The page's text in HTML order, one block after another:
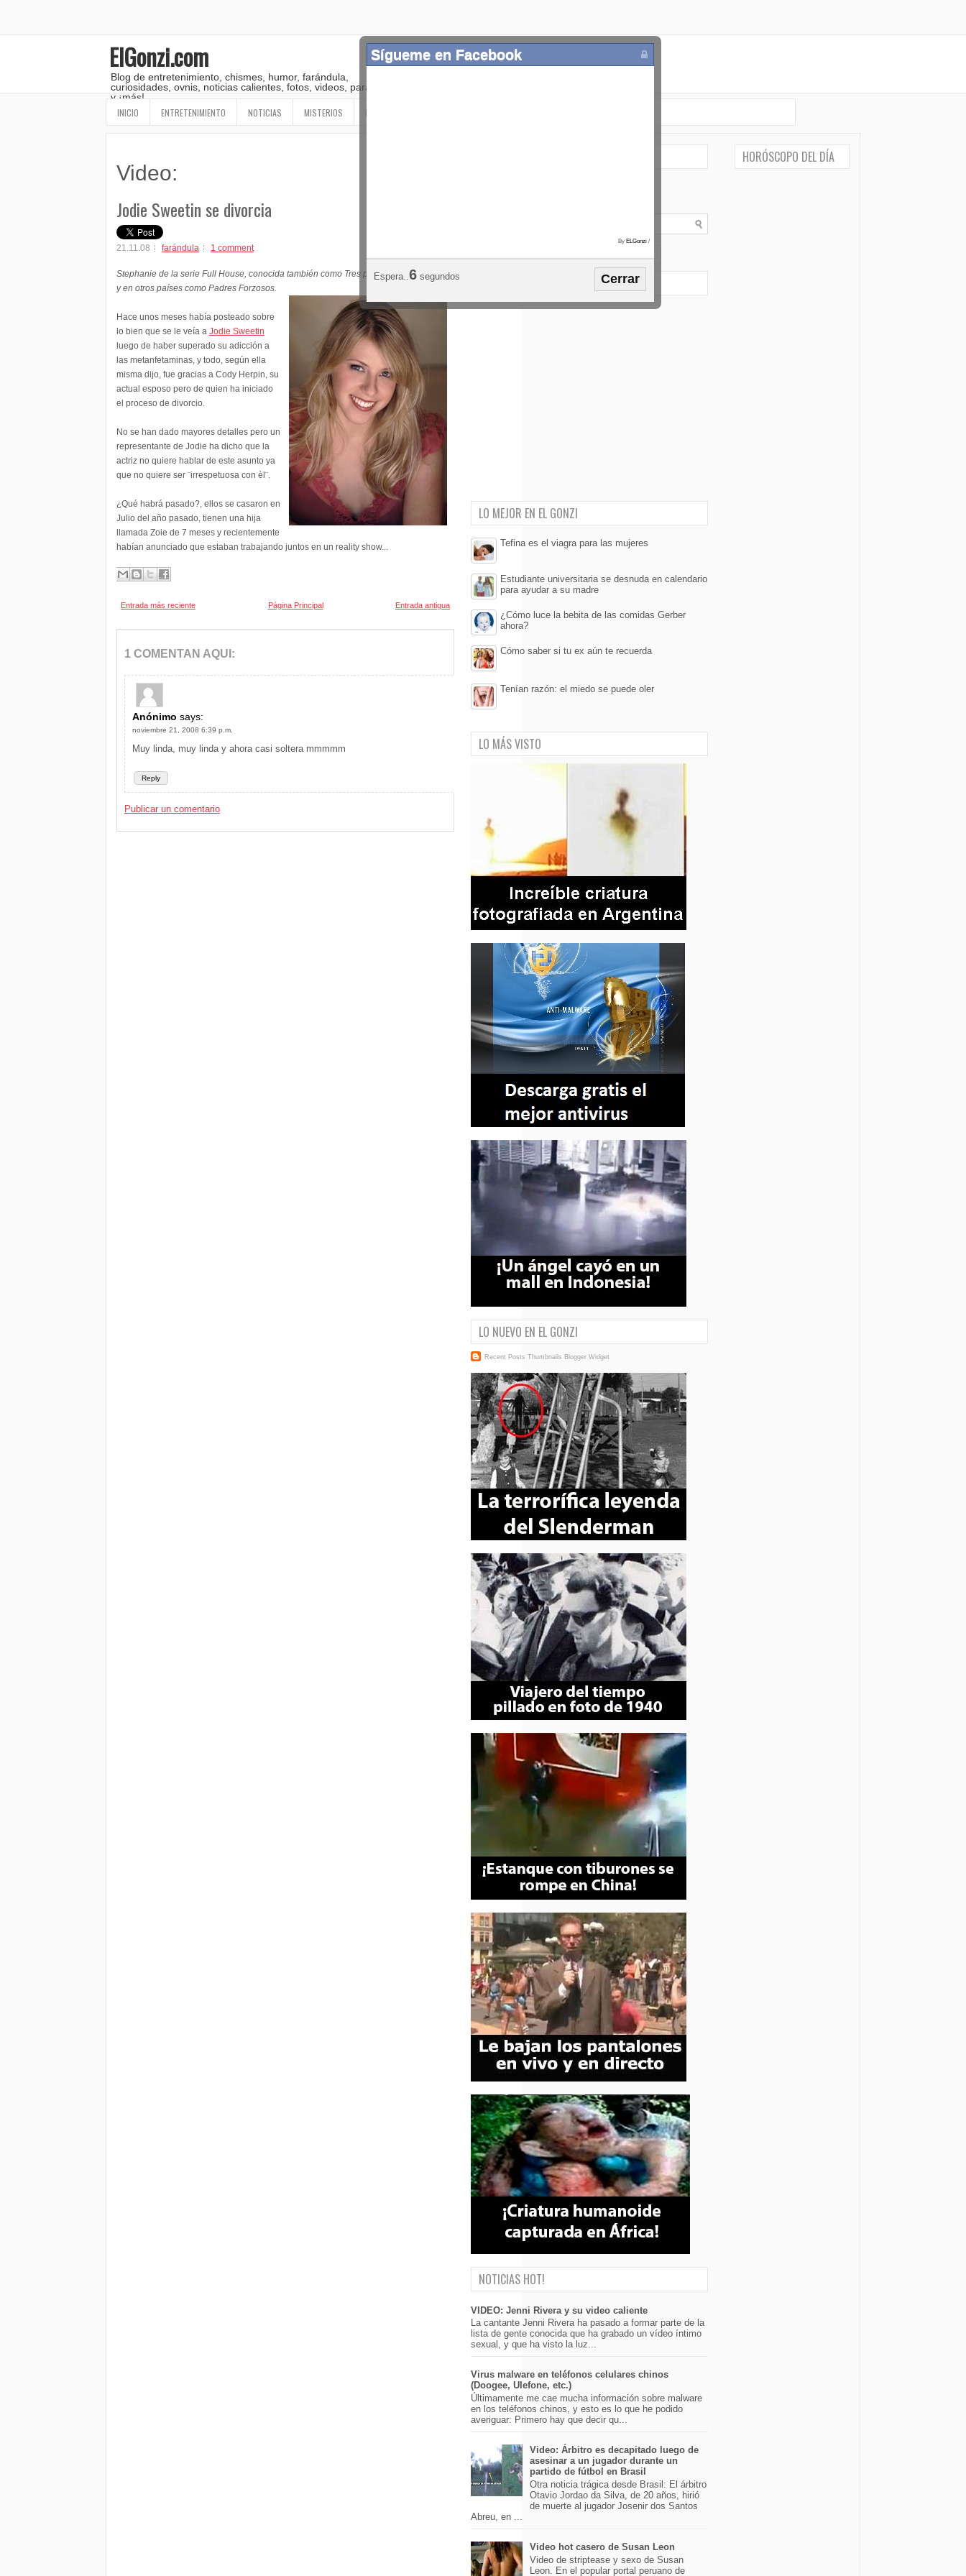
ElGonzi.com
Blog de entretenimiento, chismes, humor, farándula,
curiosidades, ovnis, noticias calientes, fotos, videos, paranormal
y ¡más!
INICIO ENTRETENIMIENTO NOTICIAS MISTERIOS OTROS
Video:
Jodie Sweetin se divorcia
21.11.08 farándula 1 comment
Stephanie de la serie Full House, conocida también como Tres por tres
y en otros países como Padres Forzosos.
Hace unos meses había posteado sobre
lo bien que se le veía a Jodie Sweetin
luego de haber superado su adicción a
las metanfetaminas, y todo, según ella
misma dijo, fue gracias a Cody Herpin, su
actual esposo pero de quien ha iniciado
el proceso de divorcio.
No se han dado mayores detalles pero un
representante de Jodie ha dicho que la
actriz no quiere hablar de este asunto ya
que no quiere ser ¨irrespetuosa con èl¨.
¿Qué habrá pasado?, ellos se casaron en
Julio del año pasado, tienen una hija
llamada Zoie de 7 meses y recientemente
habían anunciado que estaban trabajando juntos en un reality show...
Entrada más reciente Entrada antigua
Página Principal
1 COMENTAN AQUI:
Anónimo says:
noviembre 21, 2008 6:39 p.m.
Reply
Muy linda, muy linda y ahora casi soltera mmmmm
Publicar un comentario
LO MEJOR EN EL GONZI
Tefina es el viagra para las mujeres
Estudiante universitaria se desnuda en calendario
para ayudar a su madre
¿Cómo luce la bebita de las comidas Gerber
ahora?
Cómo saber si tu ex aún te recuerda
Tenían razón: el miedo se puede oler
Sígueme en Facebook
By ELGonzi /
Espera..5 segundos Cerrar
LO MÁS VISTO
LO NUEVO EN EL GONZI
Recent Posts Thumbnails Blogger Widget
NOTICIAS HOT!
VIDEO: Jenni Rivera y su video caliente
La cantante Jenni Rivera ha pasado a formar parte de la
lista de gente conocida que ha grabado un vídeo íntimo
sexual, y que ha visto la luz...
Virus malware en teléfonos celulares chinos
(Doogee, Ulefone, etc.)
Últimamente me cae mucha información sobre malware
en los teléfonos chinos, y esto es lo que he podido
averiguar: Primero hay que decir qu...
Video: Árbitro es decapitado luego de
asesinar a un jugador durante un
partido de fútbol en Brasil
Otra noticia trágica desde Brasil: El árbitro
Otavio Jordao da Silva, de 20 años, hirió
de muerte al jugador Josenir dos Santos
Abreu, en ...
Video hot casero de Susan Leon
Video de striptease y sexo de Susan
Leon. En el popular portal peruano de
HORÓSCOPO DEL DÍA